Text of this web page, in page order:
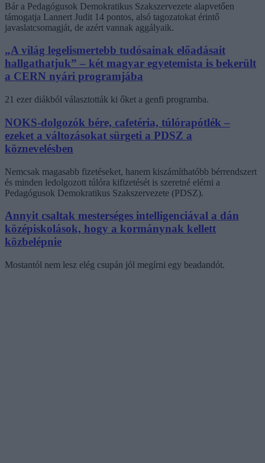
Bár a Pedagógusok Demokratikus Szakszervezete alapvetően
támogatja Lannert Judit 14 pontos, alsó tagozatokat érintő
javaslatcsomagját, de azért vannak aggályaik.
„A világ legelismertebb tudósainak előadásait
hallgathatjuk” – két magyar egyetemista is bekerült
a CERN nyári programjába
21 ezer diákból választották ki őket a genfi programba.
NOKS-dolgozók bére, cafetéria, túlórapótlék –
ezeket a változásokat sürgeti a PDSZ a
köznevelésben
Nemcsak magasabb fizetéseket, hanem kiszámíthatóbb bérrendszert
és minden ledolgozott túlóra kifizetését is szeretné elérni a
Pedagógusok Demokratikus Szakszervezete (PDSZ).
Annyit csaltak mesterséges intelligenciával a dán
középiskolások, hogy a kormánynak kellett
közbelépnie
Mostantól nem lesz elég csupán jól megírni egy beadandót.